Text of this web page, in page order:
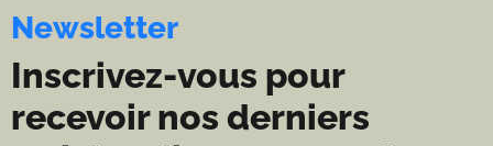
Newsletter
Inscrivez-vous pour
recevoir nos derniers